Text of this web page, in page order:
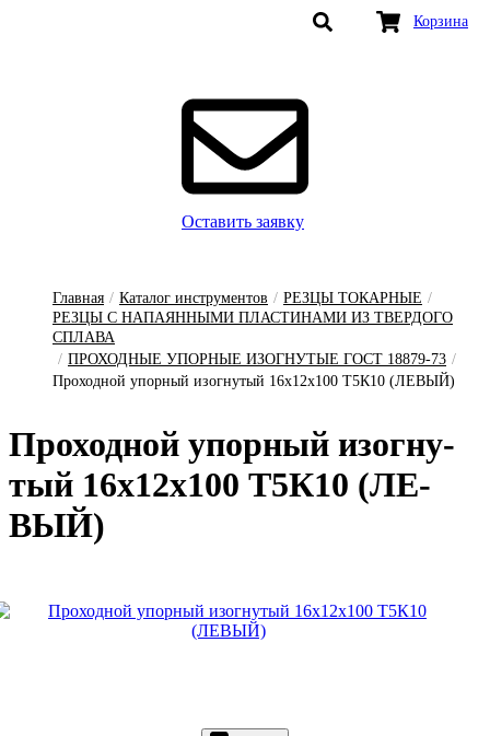
Корзина
Оставить заявку
Главная / Каталог инструментов / РЕЗЦЫ ТОКАРНЫЕ /
РЕЗЦЫ С НАПАЯННЫМИ ПЛАСТИНАМИ ИЗ ТВЕРДОГО
СПЛАВА
/ ПРОХОДНЫЕ УПОРНЫЕ ИЗОГНУТЫЕ ГОСТ 18879-73 /
Проходной упорный изогнутый 16х12х100 Т5К10 (ЛЕВЫЙ)
Про­ход­ной у­пор­ный и­зог­ну­
тый 16х12х100 Т5К10 (ЛЕ­
ВЫЙ)